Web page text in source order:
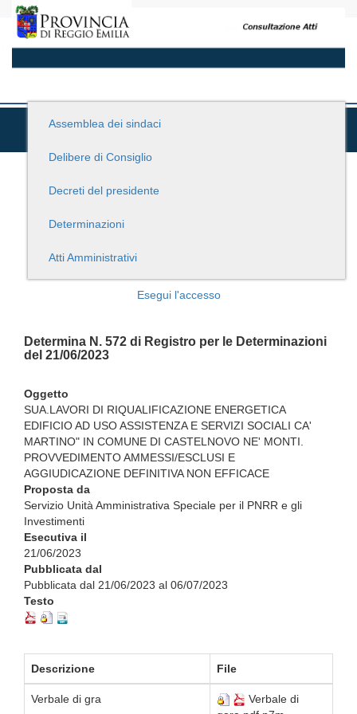
Assemblea dei sindaci
Delibere di Consiglio
Decreti del presidente
Determinazioni
Atti Amministrativi
Esegui l'accesso
Determina N. 572 di Registro per le Determinazioni
del 21/06/2023
Oggetto
SUA.LAVORI DI RIQUALIFICAZIONE ENERGETICA
EDIFICIO AD USO ASSISTENZA E SERVIZI SOCIALI CA'
MARTINO" IN COMUNE DI CASTELNOVO NE' MONTI.
PROVVEDIMENTO AMMESSI/ESCLUSI E
AGGIUDICAZIONE DEFINITIVA NON EFFICACE
Proposta da
Servizio Unità Amministrativa Speciale per il PNRR e gli
Investimenti
Esecutiva il
21/06/2023
Pubblicata dal
Pubblicata dal 21/06/2023 al 06/07/2023
Testo
Descrizione File
Verbale di gra
Verbale di